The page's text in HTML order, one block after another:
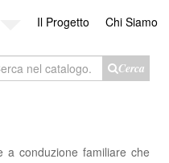
Il Progetto Chi Siamo
Cerca
Cerca
nel
a conduzione familiare che